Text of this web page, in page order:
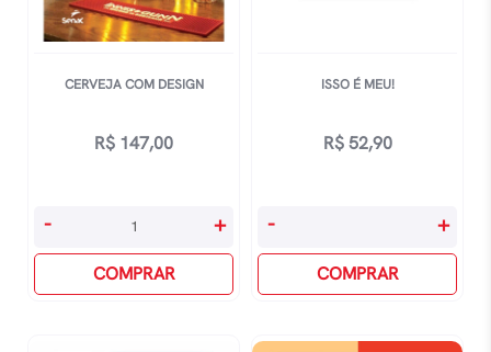
CERVEJA COM DESIGN
R$ 147,00
Cerveja
quantidade
- +
COMPRAR
ISSO É MEU!
R$52,90
Isso
quantidade
- +
COMPRAR